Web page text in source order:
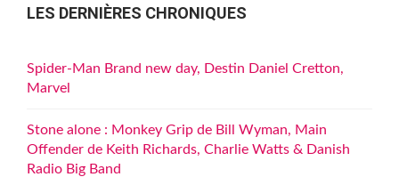
LES DERNIÈRES CHRONIQUES
Spider-Man Brand new day, Destin Daniel Cretton,
Marvel
Stone alone : Monkey Grip de Bill Wyman, Main
Offender de Keith Richards, Charlie Watts & Danish
Radio Big Band